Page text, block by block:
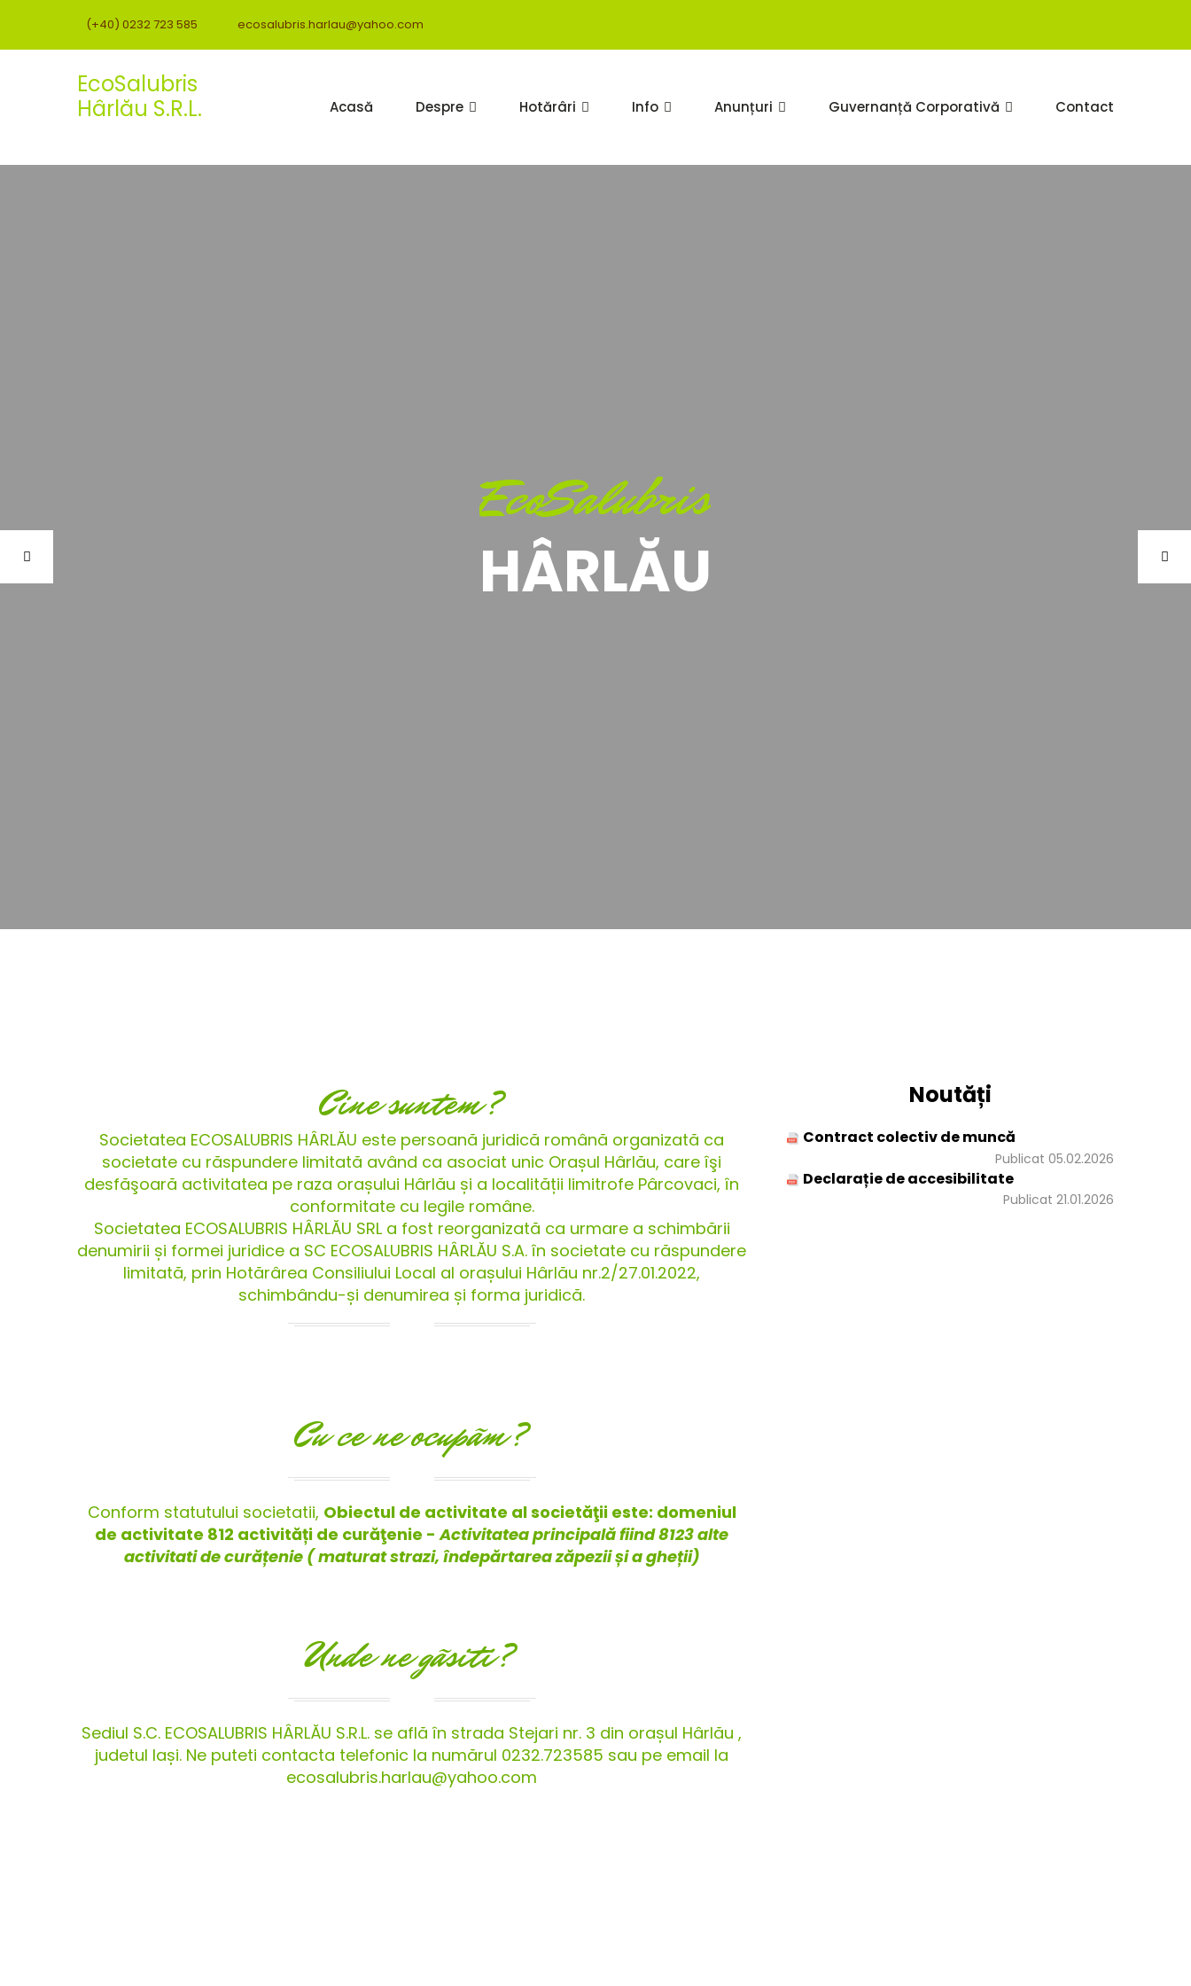
(+40) 0232 723 585 ecosalubris.harlau@yahoo.com
EcoSalubris
Hârlău S.R.L.
Acasă Despre Hotărâri Info Anunțuri Guvernanță Corporativă Contact
EcoSalubris
HÂRLĂU
Cine suntem?
Societatea ECOSALUBRIS HÂRLĂU este persoană juridică română organizată ca
societate cu răspundere limitată având ca asociat unic Orașul Hârlău, care îşi
desfăşoară activitatea pe raza orașului Hârlău și a localității limitrofe Pârcovaci, în
conformitate cu legile române.
Societatea ECOSALUBRIS HÂRLĂU SRL a fost reorganizată ca urmare a schimbării
denumirii și formei juridice a SC ECOSALUBRIS HÂRLĂU S.A. în societate cu răspundere
limitată, prin Hotărârea Consiliului Local al orașului Hârlău nr.2/27.01.2022,
schimbându-și denumirea și forma juridică.
Cu ce ne ocupãm?
Conform statutului societatii, Obiectul de activitate al societăţii este: domeniul
de activitate 812 activități de curăţenie -Activitatea principală fiind 8123 alte
activitati de curățenie ( maturat strazi, îndepărtarea zăpezii și a gheții)
Unde ne gãsiti?
Sediul S.C. ECOSALUBRIS HÂRLĂU S.R.L. se află în strada Stejari nr. 3 din orașul Hârlău ,
judetul Iași. Ne puteti contacta telefonic la numărul 0232.723585 sau pe email la
ecosalubris.harlau@yahoo.com
Noutăți
Contract colectiv de muncă
Publicat 05.02.2026
Declarație de accesibilitate
Publicat 21.01.2026